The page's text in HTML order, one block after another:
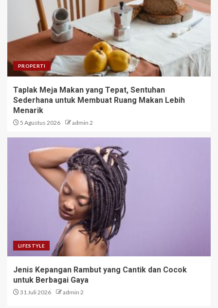
PROPERTI
Taplak Meja Makan yang Tepat, Sentuhan
Sederhana untuk Membuat Ruang Makan Lebih
Menarik
5 Agustus 2026 admin 2
LIFESTYLE
Jenis Kepangan Rambut yang Cantik dan Cocok
untuk Berbagai Gaya
31 Juli 2026 admin 2